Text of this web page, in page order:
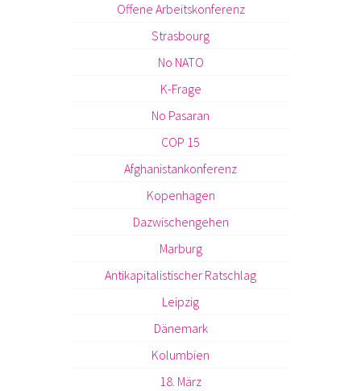
Offene Arbeitskonferenz
Strasbourg
No NATO
K-Frage
No Pasaran
COP 15
Afghanistankonferenz
Kopenhagen
Dazwischengehen
Marburg
Antikapitalistischer Ratschlag
Leipzig
Dänemark
Kolumbien
18. März